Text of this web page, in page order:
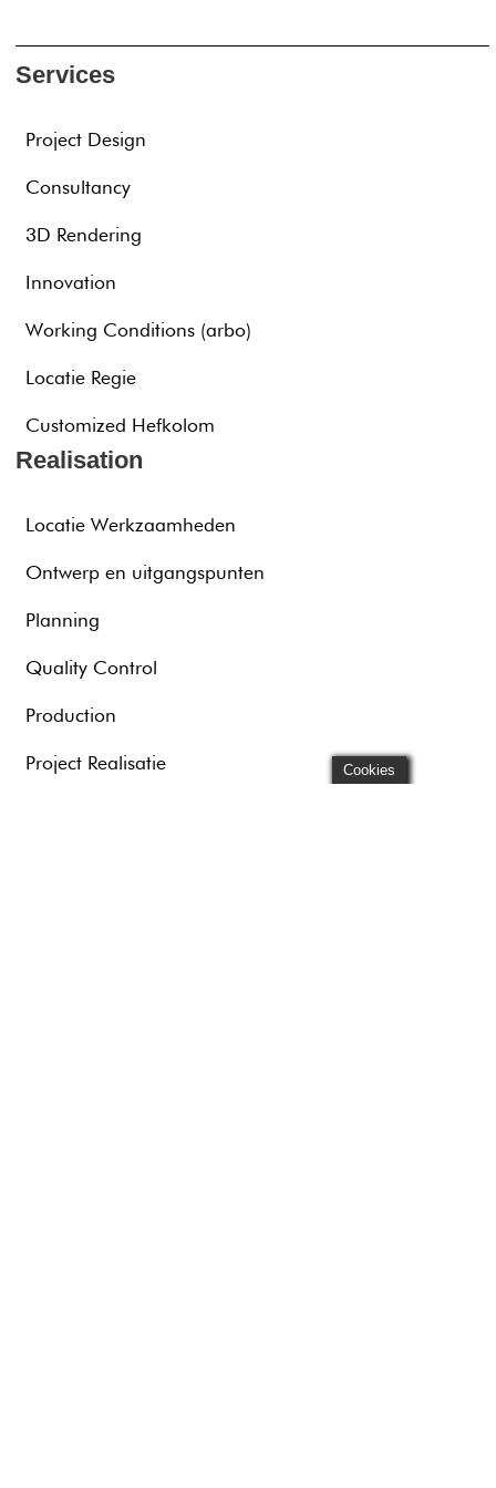
Services
Project Design
Consultancy
3D Rendering
Innovation
Working Conditions (arbo)
Locatie Regie
Customized Hefkolom
Realisation
Locatie Werkzaamheden
Ontwerp en uitgangspunten
Planning
Quality Control
Production
Project Realisatie Cookies